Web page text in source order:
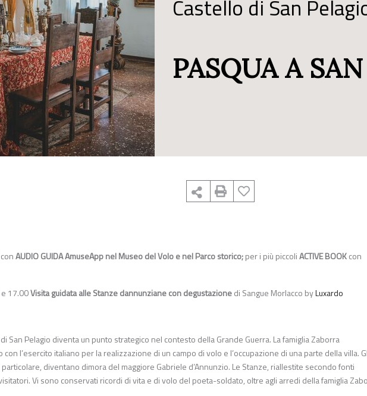
Castello di San
PASQUA A
AUDIO GUIDA AmuseApp nel Museo del Volo e nel Parco storico;per i più piccoliACTIVE BOOKcon
17.00Visita guidata alle Stanze dannunziane con degustazionedi Sangue Morlacco byLuxardo
San Pelagio diventa un punto strategico nel contesto della Grande Guerra. La famiglia Zaborra
l’esercito italiano per la realizzazione di un campo di volo e l’occupazione di una parte della villa.
diventano dimora del maggiore Gabriele d’Annunzio. Le Stanze, riallestite secondo fonti
Vi sono conservati ricordi di vita e di volo del poeta-soldato, oltre agli arredi della famiglia